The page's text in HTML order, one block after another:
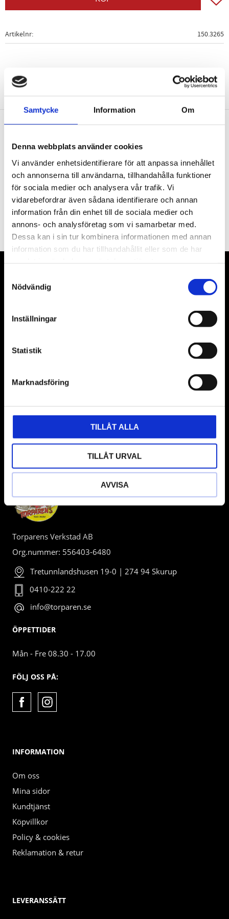
Samtycke Information Om
Denna webbplats använder cookies
Vi använder enhetsidentifierare för att anpassa innehållet
och annonserna till användarna, tillhandahålla funktioner
för sociala medier och analysera vår trafik. Vi
vidarebefordrar även sådana identifierare och annan
information från din enhet till de sociala medier och
annons- och analysföretag som vi samarbetar med.
Dessa kan i sin tur kombinera informationen med annan
information som du har tillhandahållit eller som de har
Nödvändig
Inställningar
Statistik
Marknadsföring
TILLÅT ALLA
TILLÅT URVAL
AVVISA
Artikelnr 150.3265
Nyhetsbrev
PRENUMERERA
Dina personuppgifter behandlas i enlighet med vårintegritetspolicy
Våra främsta leverantörer är KS Tools verktyg, ATH billyftar
& däckmaskiner och Master luftmaskiner. Kontakta oss
gärna om vad som helst då vi gör vårt yttersta för att hjälpa
Torparens Verkstad AB
Org.nummer: 556403-6480
Tretunnlandshusen 19-0 | 274 94 Skurup
0410-222 22
info@torparen.se
ÖPPETTIDER
Mån - Fre 08.30 - 17.00
FÖLJ OSS PÅ:
INFORMATION
Om oss
Mina sidor
Kundtjänst
Köpvillkor
Policy & cookies
Reklamation & retur
LEVERANSSÄTT